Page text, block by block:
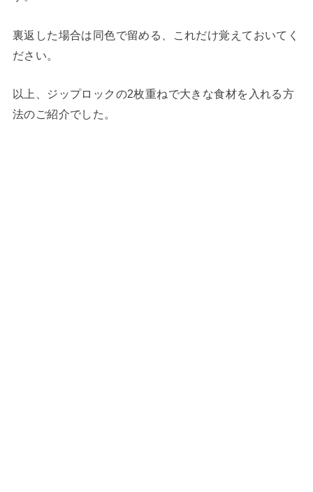
裏返した場合は同色で留める、これだけ覚えておいてく
ださい。
以上、ジップロックの2枚重ねで大きな食材を入れる方
法のご紹介でした。